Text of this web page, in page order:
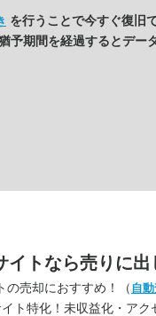
を行うことで今すぐ復旧
期間を経過するとデー
イトなら売りに出
の売却におすすめ！（ 自
イト特化！未収益化・ア